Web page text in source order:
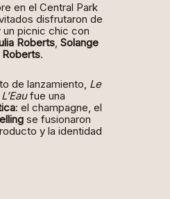
en el Central Park
disfrutaron de
picnic chic con
Roberts, Solange
Roberts.
de lanzamiento, Le
fue una
: el champagne, el
se fusionaron
y la identidad